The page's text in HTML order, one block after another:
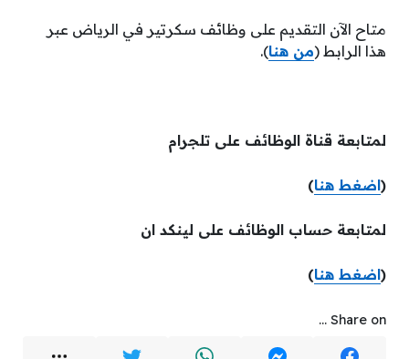
متاح الآن التقديم على وظائف سكرتير في الرياض عبر
هذا الرابط (من هنا).
لمتابعة قناة الوظائف على تلجرام
(اضغط هنا)
لمتابعة حساب الوظائف على لينكد ان
(اضغط هنا)
Share on ...